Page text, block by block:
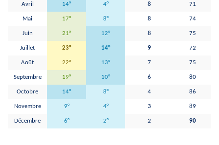
Avril 14° 4° 8 71
Mai 17° 8° 8 74
Juin 21° 12° 8 75
Juillet 23° 14° 9 72
Août 22° 13° 7 75
Septembre 19° 10° 6 80
Octobre 14° 8° 4 86
Novembre 9° 4° 3 89
Décembre 6° 2° 2 90